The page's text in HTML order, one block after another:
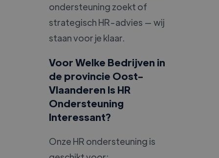
ondersteuning zoekt of
strategisch HR-advies — wij
staan voor je klaar.
Voor Welke Bedrijven in
de provincie Oost-
Vlaanderen Is HR
Ondersteuning
Interessant?
Onze HR ondersteuning is